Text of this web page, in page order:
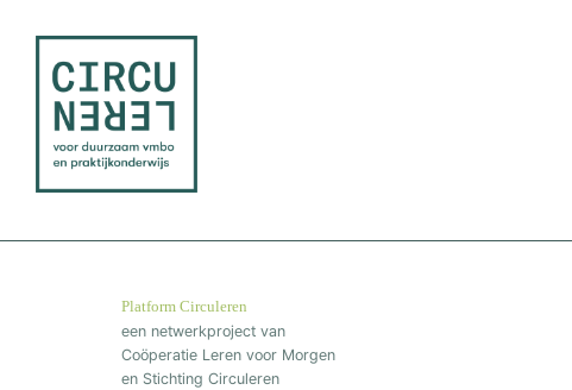
Platform Circuleren
een netwerkproject van
Coöperatie Leren voor Morgen
en Stichting Circuleren